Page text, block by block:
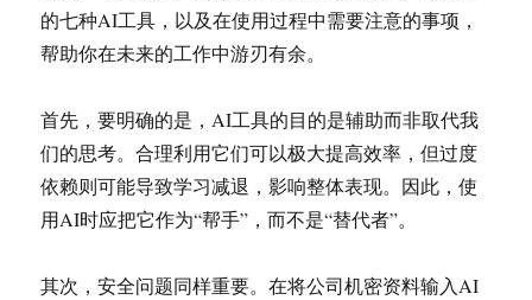
的七种AI工具，以及在使用过程中需要注意的事项，
帮助你在未来的工作中游刃有余。
首先，要明确的是，AI工具的目的是辅助而非取代我
们的思考。合理利用它们可以极大提高效率，但过度
依赖则可能导致学习减退，影响整体表现。因此，使
用AI时应把它作为“帮手”，而不是“替代者”。
其次，安全问题同样重要。在将公司机密资料输入AI